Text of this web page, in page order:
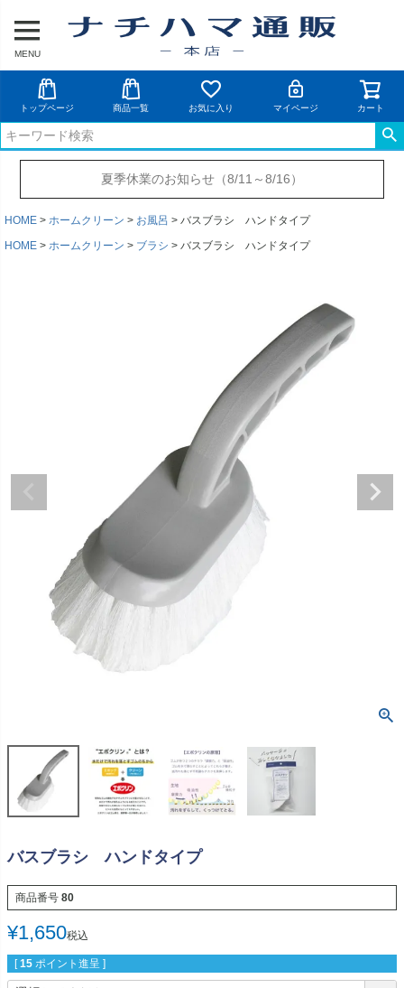
MENU
トップページ 商品一覧 お気に入り マイページ カート
夏季休業のお知らせ（8/11～8/16）
HOME ホームクリーン お風呂
バスブラシ ハンドタイプ
HOME
ホームクリーン ブラシ バスブラシ ハンドタイプ
バスブラシ ハンドタイプ
商品番号 80
¥1,650税込
[ 15 ポイント進呈 ]